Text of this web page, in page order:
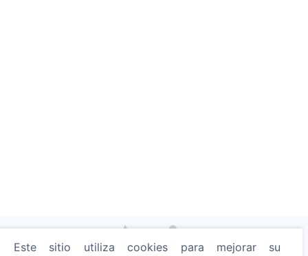
Este sitio utiliza cookies para mejorar su